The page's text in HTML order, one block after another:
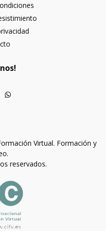
Virtual. Formación y
reservados.